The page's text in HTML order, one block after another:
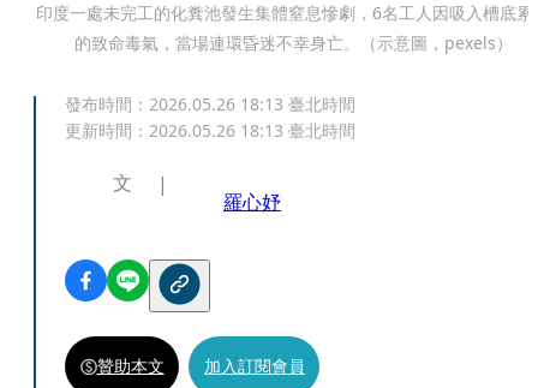
印度一處未完工的化糞池發生集體窒息慘劇，6名工人因吸入槽底累
的致命毒氣，當場連環昏迷不幸身亡。（示意圖，pexels）
發布時間： 2026.05.26 18:13 臺北時間
更新時間： 2026.05.26 18:13 臺北時間
文
羅心妤
贊助本文 加入訂閱會員